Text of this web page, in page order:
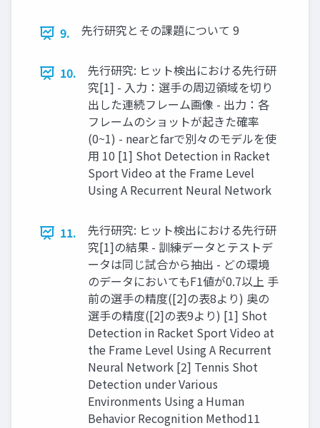
9. 先行研究とその課題について 9
10.
先行研究: ヒット検出における先行研
究[1] - 入力：選手の周辺領域を切り
出した連続フレーム画像 - 出力：各
フレームのショットが起きた確率
(0~1) - nearとfarで別々のモデルを使
用 10 [1] Shot Detection in Racket
Sport Video at the Frame Level
Using A Recurrent Neural Network
11.
先行研究: ヒット検出における先行研
究[1]の結果 - 訓練データとテストデ
ータは同じ試合から抽出 - どの環境
のデータにおいてもF1値が0.7以上 手
前の選手の精度([2]の表8より) 奥の
選手の精度([2]の表9より) [1] Shot
Detection in Racket Sport Video at
the Frame Level Using A Recurrent
Neural Network [2] Tennis Shot
Detection under Various
Environments Using a Human
Behavior Recognition Method11